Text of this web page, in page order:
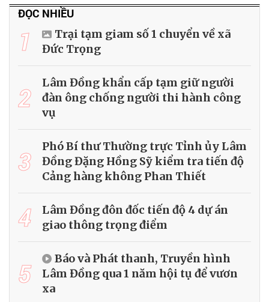
ĐỌC NHIỀU
1
Trại tạm giam số 1 chuyển về xã
Đức Trọng
2
Lâm Đồng khẩn cấp tạm giữ người
đàn ông chống người thi hành công
vụ
3
Phó Bí thư Thường trực Tỉnh ủy Lâm
Đồng Đặng Hồng Sỹ kiểm tra tiến độ
Cảng hàng không Phan Thiết
4
Lâm Đồng đôn đốc tiến độ 4 dự án
giao thông trọng điểm
5
Báo và Phát thanh, Truyền hình
Lâm Đồng qua 1 năm hội tụ để vươn
xa